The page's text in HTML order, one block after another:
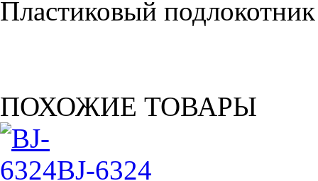
Пластиковый подлокотник
ПОХОЖИЕ ТОВАРЫ
BJ-6324